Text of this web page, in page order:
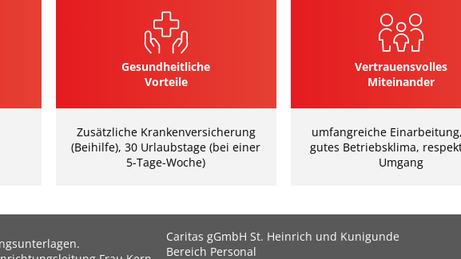
Gesundheitliche
Vorteile
Zusätzliche Krankenversicherung
(Beihilfe), 30 Urlaubstage (bei einer
5-Tage-Woche)
Vertrauensvolles
Miteinander
umfangreiche
gutes Betriebsklima,
Umgang
Caritas gGmbH St. Heinrich und Kunigunde
Bereich Personal